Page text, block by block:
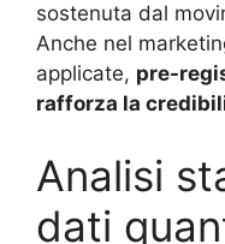
sostenuta dal
Anche nel
applicate, pre-
rafforza la
Analisi
dati